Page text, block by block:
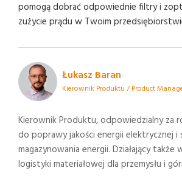
pomogą dobrać odpowiednie filtry i
zużycie prądu w Twoim
Łukasz Baran
Kierownik Produktu / Product
Kierownik Produktu, odpowiedzialny za
do poprawy jakości energii elektrycznej
magazynowania energii. Działający także
logistyki materiałowej dla przemysłu i